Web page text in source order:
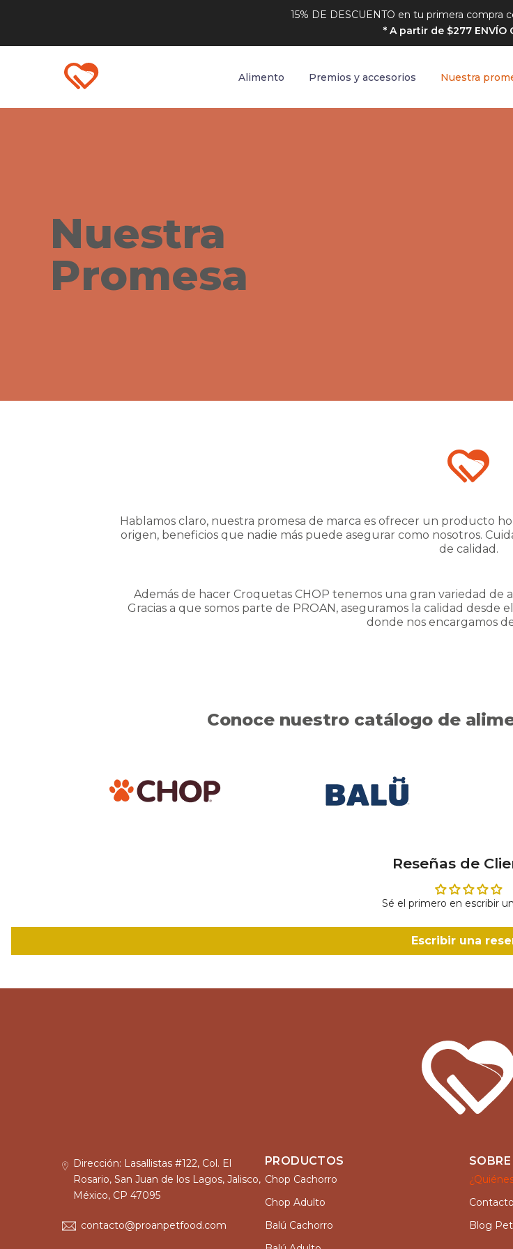
contenido
15% DE DESCUENTO en tu primera compra
* A partir de $277 ENVÍO
Alimento Premios y accesorios Nuestra
Nuestra
Promesa
Hablamos claro, nuestra promesa de marca es ofrecer un producto
origen, beneficios que nadie más puede asegurar como nosotros.
de calidad.
Además de hacer Croquetas CHOP tenemos una gran variedad de
Gracias a que somos parte de PROAN, aseguramos la calidad
donde nos encargamos
Conoce nuestro catálogo de
Reseñas de
Sé el primero en escribir
Escribir una
Dirección: Lasallistas #122, Col. El
Rosario, San Juan de los Lagos, Jalisco,
México, CP 47095
contacto@proanpetfood.com
PRODUCTOS
Chop Cachorro
Chop Adulto
Balú Cachorro
Contacto
Blog